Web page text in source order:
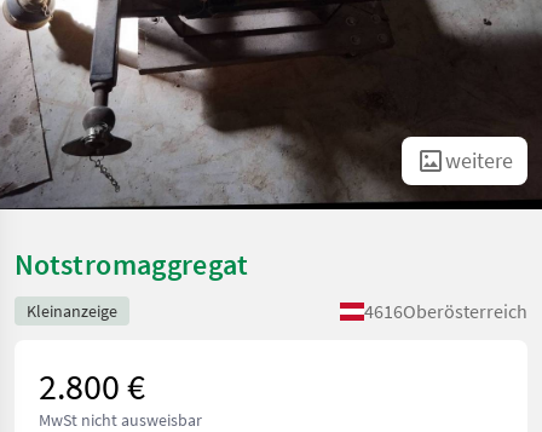
weitere
Notstromaggregat
Kleinanzeige 4616Oberösterreich
2.800 €
MwSt nicht ausweisbar